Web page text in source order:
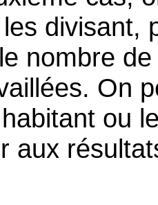
divisant,
nombre
On
ou
aux